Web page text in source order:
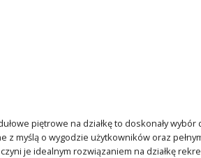
piętrowe na działkę to doskonały
z myślą o wygodzie użytkowników oraz
je idealnym rozwiązaniem na działkę